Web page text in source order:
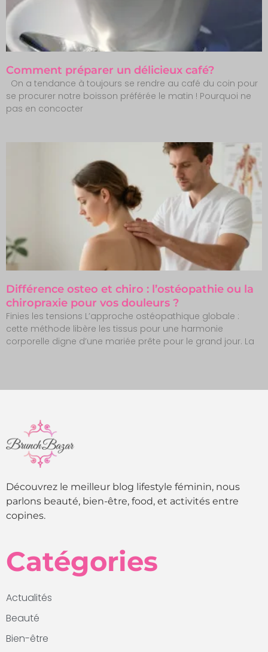
Comment préparer un délicieux café?
On a tendance à toujours se rendre au café du coin pour
se procurer notre boisson préférée le matin ! Pourquoi ne
pas en concocter
Différence osteo et chiro : l’ostéopathie ou la
chiropraxie pour vos douleurs ?
Finies les tensions L’approche ostéopathique globale :
cette méthode libère les tissus pour une harmonie
corporelle digne d’une mariée prête pour le grand jour. La
Découvrez le meilleur blog lifestyle féminin, nous
parlons beauté, bien-être, food, et activités entre
copines.
Catégories
Actualités
Beauté
Bien-être